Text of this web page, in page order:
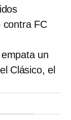
contra FC
un
Clásico, el